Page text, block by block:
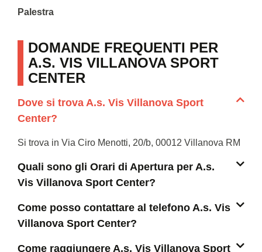
Palestra
DOMANDE FREQUENTI PER
A.S. VIS VILLANOVA SPORT
CENTER
Dove si trova A.s. Vis Villanova Sport
Center?
Si trova in Via Ciro Menotti, 20/b, 00012 Villanova RM
Quali sono gli Orari di Apertura per A.s.
Vis Villanova Sport Center?
Come posso contattare al telefono A.s. Vis
Villanova Sport Center?
Come raggiungere A.s. Vis Villanova Sport